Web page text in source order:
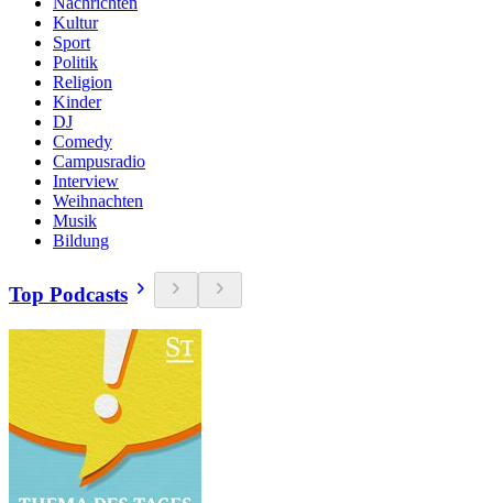
Kultur
Sport
Politik
Religion
Kinder
DJ
Comedy
Campusradio
Interview
Weihnachten
Musik
Bildung
Top Podcasts